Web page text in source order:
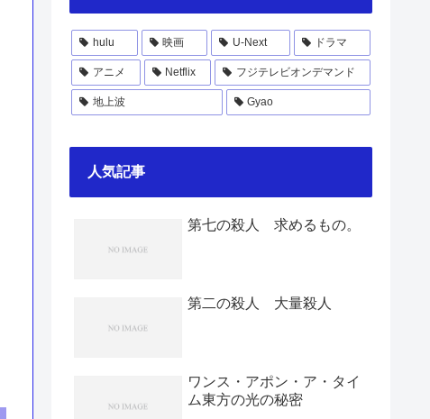
hulu 映画 U-Next ドラマ
アニメ Netflix フジテレビオンデマンド
地上波 Gyao
人気記事
第七の殺人 求めるもの。
第二の殺人 大量殺人
ワンス・アポン・ア・タイ
ム東方の光の秘密